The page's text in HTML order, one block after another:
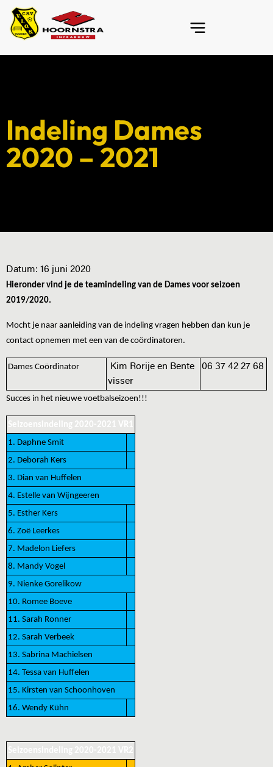
Indeling Dames
2020 – 2021
Datum: 16 juni 2020
Hieronder vind je de teamindeling van de Dames voor seizoen
2019/2020.
Mocht je naar aanleiding van de indeling vragen hebben dan kun je
contact opnemen met een van de coördinatoren.
Dames Coördinator
Kim Rorije en Bente
visser
06 37 42 27 68
Succes in het nieuwe voetbalseizoen!!!
Seizoensindeling 2020-2021 VR1
1. Daphne Smit
2. Deborah Kers
3. Dian van Huffelen
4. Estelle van Wijngeeren
5. Esther Kers
6. Zoë Leerkes
7. Madelon Liefers
8. Mandy Vogel
9. Nienke Gorelikow
10. Romee Boeve
11. Sarah Ronner
12. Sarah Verbeek
13. Sabrina Machielsen
14. Tessa van Huffelen
15. Kirsten van Schoonhoven
16. Wendy Kühn
Seizoensindeling 2020-2021 VR2